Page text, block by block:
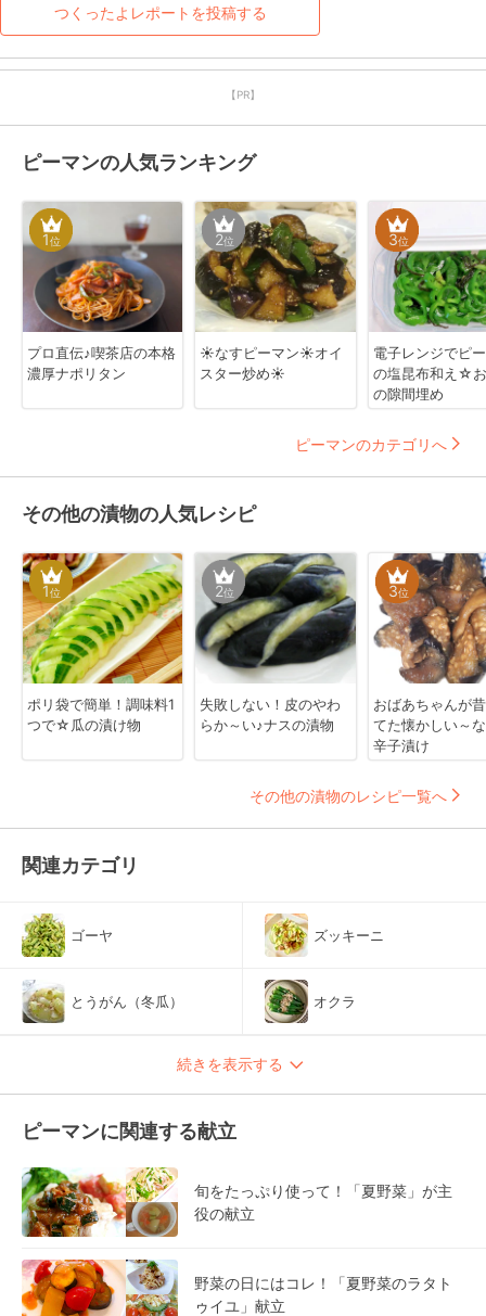
つくったよレポートを投稿する
【PR】
ピーマンの人気ランキング
1位
プロ直伝♪喫茶店の本格
濃厚ナポリタン
2位
☀なすピーマン☀オイ
スター炒め☀
3位
電子レンジでピ
の塩昆布和え☆
の隙間埋め
ピーマンのカテゴリへ
その他の漬物の人気レシピ
1位
ポリ袋で簡単！調味料1
つで☆瓜の漬け物
2位
失敗しない！皮のやわ
らか～い♪ナスの漬物
3位
おばあちゃんが
てた懐かしい～
辛子漬け
その他の漬物のレシピ一覧へ
関連カテゴリ
ゴーヤ ズッキーニ
とうがん（冬瓜） オクラ
続きを表示する
ピーマンに関連する献立
旬をたっぷり使って！「夏野菜」が主
役の献立
野菜の日にはコレ！「夏野菜のラタト
ゥイユ」献立